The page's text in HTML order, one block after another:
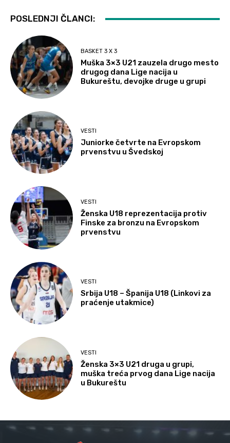
POSLEDNJI ČLANCI:
BASKET 3 X 3
Muška 3×3 U21 zauzela drugo mesto
drugog dana Lige nacija u
Bukureštu, devojke druge u grupi
VESTI
Juniorke četvrte na Evropskom
prvenstvu u Švedskoj
VESTI
Ženska U18 reprezentacija protiv
Finske za bronzu na Evropskom
prvenstvu
VESTI
Srbija U18 – Španija U18 (Linkovi za
praćenje utakmice)
VESTI
Ženska 3×3 U21 druga u grupi,
muška treća prvog dana Lige nacija
u Bukureštu